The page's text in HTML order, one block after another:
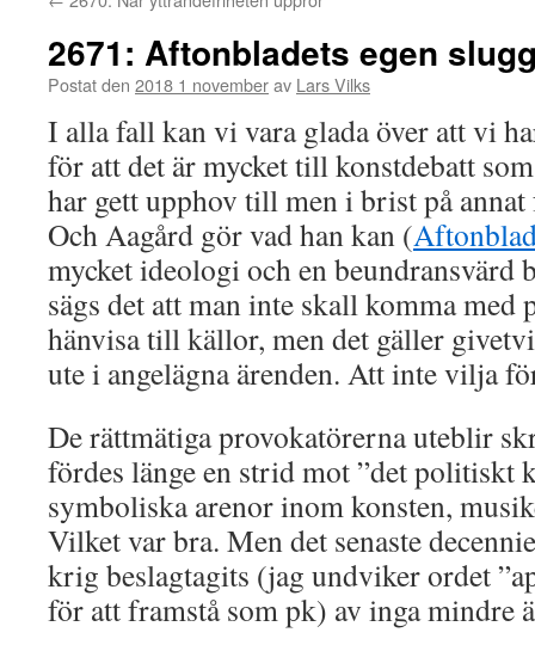
2671: Aftonbladets egen
Postat den 2018 1 novemberav Lars Vilks
I alla fall kan vi vara glada över att vi
för att det är mycket till konstdebatt
har gett upphov till men i brist på
Och Aagård gör vad han kan (
mycket ideologi och en beundransvärd
sägs det att man inte skall komma med
hänvisa till källor, men det gäller
ute i angelägna ärenden. Att inte vilja
De rättmätiga provokatörerna uteblir
fördes länge en strid mot ”det politiskt
symboliska arenor inom konsten,
Vilket var bra. Men det senaste
krig beslagtagits (jag undviker ordet
för att framstå som pk) av inga mindre